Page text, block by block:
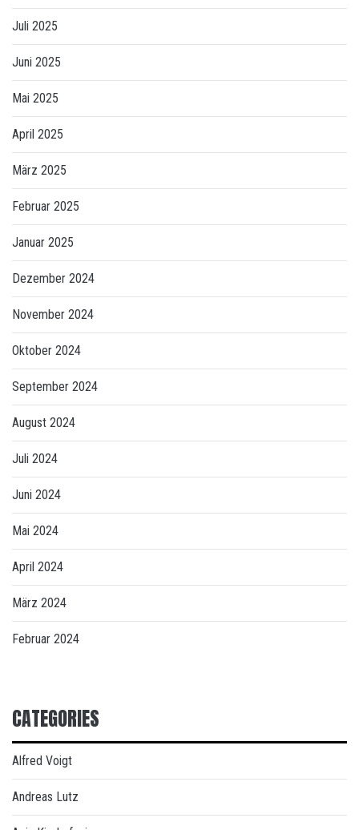
Juli 2025
Juni 2025
Mai 2025
April 2025
März 2025
Februar 2025
Januar 2025
Dezember 2024
November 2024
Oktober 2024
September 2024
August 2024
Juli 2024
Juni 2024
Mai 2024
April 2024
März 2024
Februar 2024
CATEGORIES
Alfred Voigt
Andreas Lutz